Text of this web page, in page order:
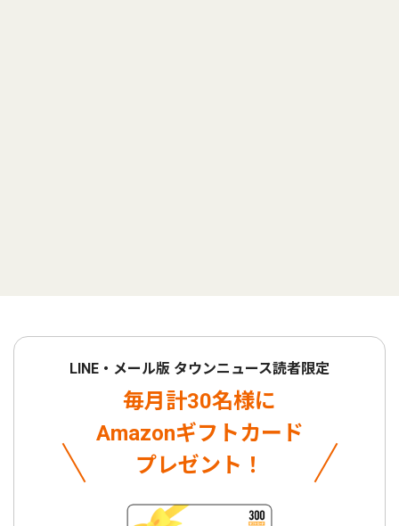
LINE・メール版 タウンニュース読者限定
毎月計30名様に
Amazonギフトカード
プレゼント！